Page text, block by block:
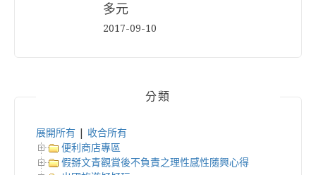
多元
2017-09-10
分類
展開所有
收合所有
便利商店專區
假掰文青觀賞後不負責之理性感性隨興心得